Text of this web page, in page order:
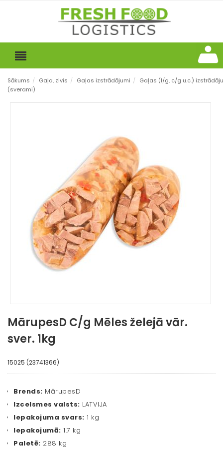
Sākums / Gaļa, zivis / Gaļas izstrādājumi / Gaļas (l/g, c/g u.c.)
(sverami)
MārupesD C/g Mēles želejā vār.
sver. 1kg
15025 (23741366)
Brends: MārupesD
Izcelsmes valsts: LATVIJA
Iepakojuma svars: 1 kg
Iepakojumā: 1.7 kg
Paletē: 288 kg